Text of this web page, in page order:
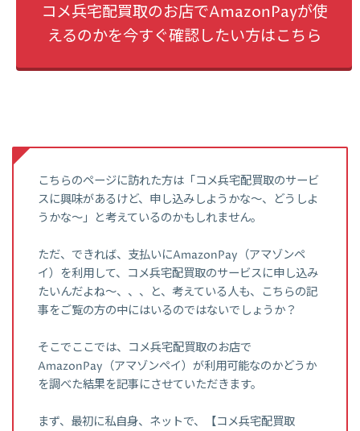
コメ兵宅配買取のお店でAmazonPayが使
えるのかを今すぐ確認したい方はこちら
こちらのページに訪れた方は「コメ兵宅配買取のサービ
スに興味があるけど、申し込みしようかな～、どうしよ
うかな～」と考えているのかもしれません。
ただ、できれば、支払いにAmazonPay（アマゾンペ
イ）を利用して、コメ兵宅配買取のサービスに申し込み
たいんだよね～、、、と、考えている人も、こちらの記
事をご覧の方の中にはいるのではないでしょうか？
そこでここでは、コメ兵宅配買取のお店で
AmazonPay（アマゾンペイ）が利用可能なのかどうか
を調べた結果を記事にさせていただきます。
まず、最初に私自身、ネットで、【コメ兵宅配買取